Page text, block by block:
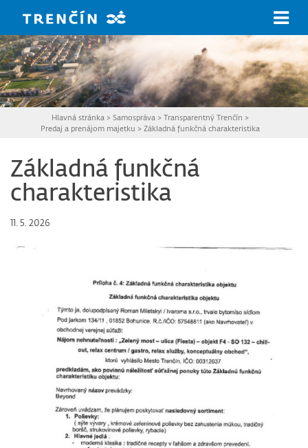
Hlavná stránka > Samospráva > Transparentný Trenčín >
Predaj a prenájom majetku > Základná funkčná charakteristika
Základná funkčná
charakteristika
11. 5. 2026